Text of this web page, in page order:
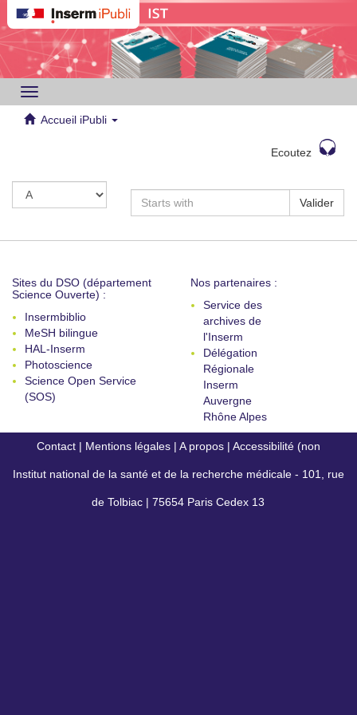
Toggle
navigation
Accueil iPubli
Ecoutez
Valider
Sites du DSO (département
Science Ouverte) :
Insermbiblio
MeSH bilingue
HAL-Inserm
Photoscience
Science Open Service
(SOS)
Nos partenaires :
Service des
archives de
l'Inserm
Délégation
Régionale
Inserm
Auvergne
Rhône Alpes
Contact | Mentions légales | A propos | Accessibilité (non
conforme)
Institut national de la santé et de la recherche médicale - 101, rue
de Tolbiac | 75654 Paris Cedex 13